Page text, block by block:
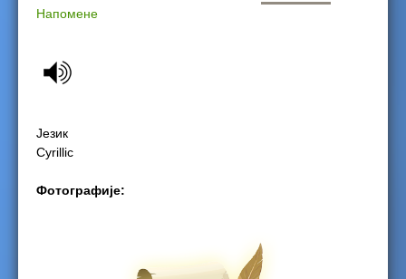
u
e
Напомене
Језик
Cyrillic
Фотографије: